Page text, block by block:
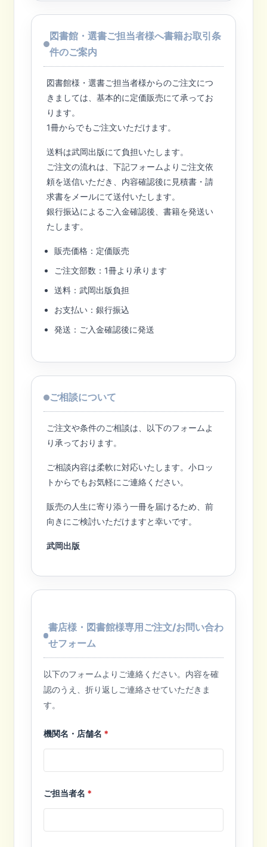
図書館・選書ご担当者様へ書籍お取引条
件のご案内
図書館様・選書ご担当者様からのご注文につ
きましては、基本的に定価販売にて承ってお
ります。
1冊からでもご注文いただけます。
送料は武岡出版にて負担いたします。
ご注文の流れは、下記フォームよりご注文依
頼を送信いただき、内容確認後に見積書・請
求書をメールにて送付いたします。
銀行振込によるご入金確認後、書籍を発送い
たします。
販売価格：定価販売
ご注文部数：1冊より承ります
送料：武岡出版負担
お支払い：銀行振込
発送：ご入金確認後に発送
ご相談について
ご注文や条件のご相談は、以下のフォームよ
り承っております。
ご相談内容は柔軟に対応いたします。小ロッ
トからでもお気軽にご連絡ください。
販売の人生に寄り添う一冊を届けるため、前
向きにご検討いただけますと幸いです。
武岡出版
書店様・図書館様専用ご注文/お問い合わ
せフォーム
以下のフォームよりご連絡ください。内容を確
認のうえ、折り返しご連絡させていただきま
す。
機関名・店舗名 *
ご担当者名 *